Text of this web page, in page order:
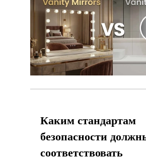
Каким стандартам
безопасности
соответствовать